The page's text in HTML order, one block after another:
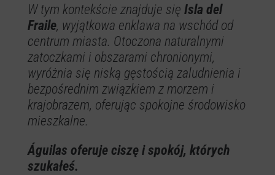
W tym kontekście znajduje się Isla del
Fraile, wyjątkowa enklawa na wschód od
centrum miasta. Otoczona naturalnymi
zatoczkami i obszarami chronionymi,
wyróżnia się niską gęstością zaludnienia i
bezpośrednim związkiem z morzem i
krajobrazem, oferując spokojne środowisko
mieszkalne.
Águilas oferuje ciszę i spokój, których
szukałeś.